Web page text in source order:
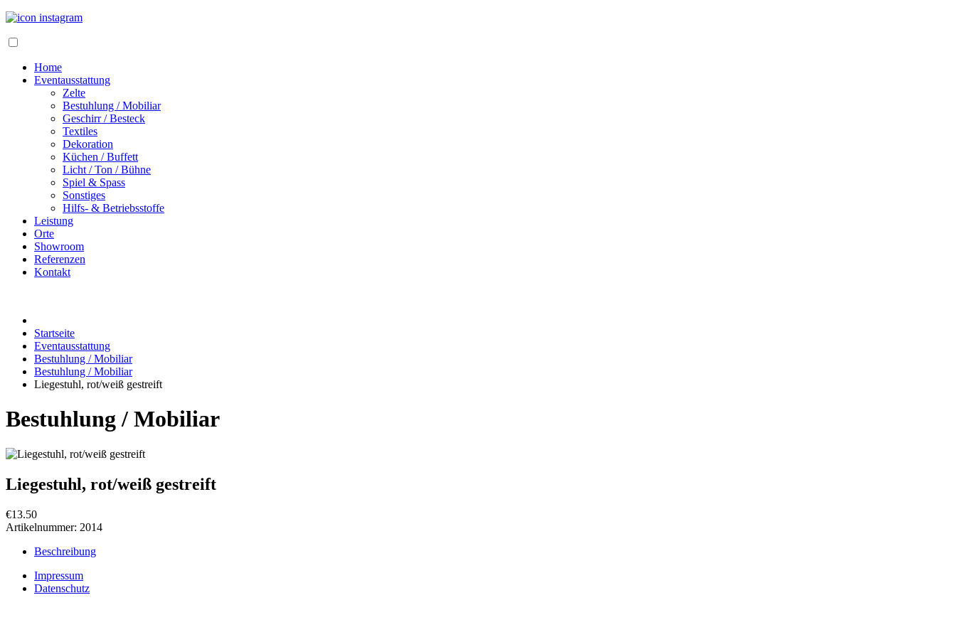
Home
Eventausstattung
Zelte
Bestuhlung / Mobiliar
Geschirr / Besteck
Textiles
Dekoration
Küchen / Buffett
Licht / Ton / Bühne
Spiel & Spass
Sonstiges
Hilfs- & Betriebsstoffe
Leistung
Orte
Showroom
Referenzen
Kontakt
Startseite
Eventausstattung
Bestuhlung / Mobiliar
Bestuhlung / Mobiliar
Liegestuhl, rot/weiß gestreift
Bestuhlung / Mobiliar
Liegestuhl, rot/weiß gestreift
€13.50
Artikelnummer: 2014
Beschreibung
Impressum
Datenschutz